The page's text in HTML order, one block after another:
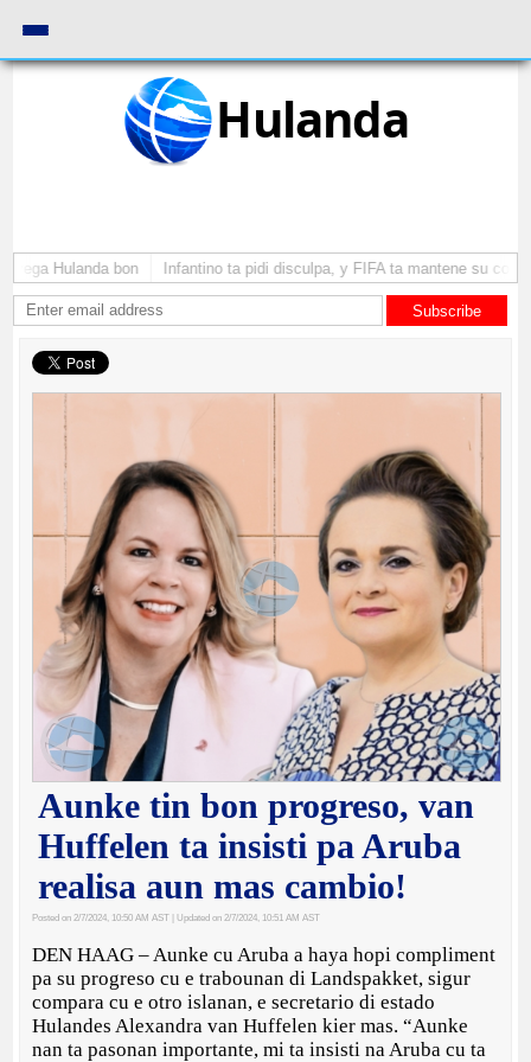
Hulanda
Hulanda bon Infantino ta pidi disculpa, y FIFA ta mantene su como
Subscribe
Aunke tin bon progreso, van
Huffelen ta insisti pa Aruba
realisa aun mas cambio!
Posted on 2/7/2024, 10:50 AM AST | Updated on 2/7/2024, 10:51 AM AST
DEN HAAG – Aunke cu Aruba a haya hopi compliment
pa su progreso cu e trabounan di Landspakket, sigur
compara cu e otro islanan, e secretario di estado
Hulandes Alexandra van Huffelen kier mas. “Aunke
nan ta pasonan importante, mi ta insisti na Aruba cu ta